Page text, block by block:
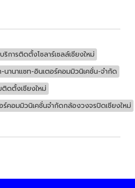
บริการติดตั้งโซลาร์เซลล์เชียงใหม่
-นานาแซท-อินเตอร์คอมมิวนิเคชั่น-จำกัด
ติดตั้งเชียงใหม่
คอมมิวนิเคชั่นจำกัดกล้องวงจรปิดเชียงใหม่